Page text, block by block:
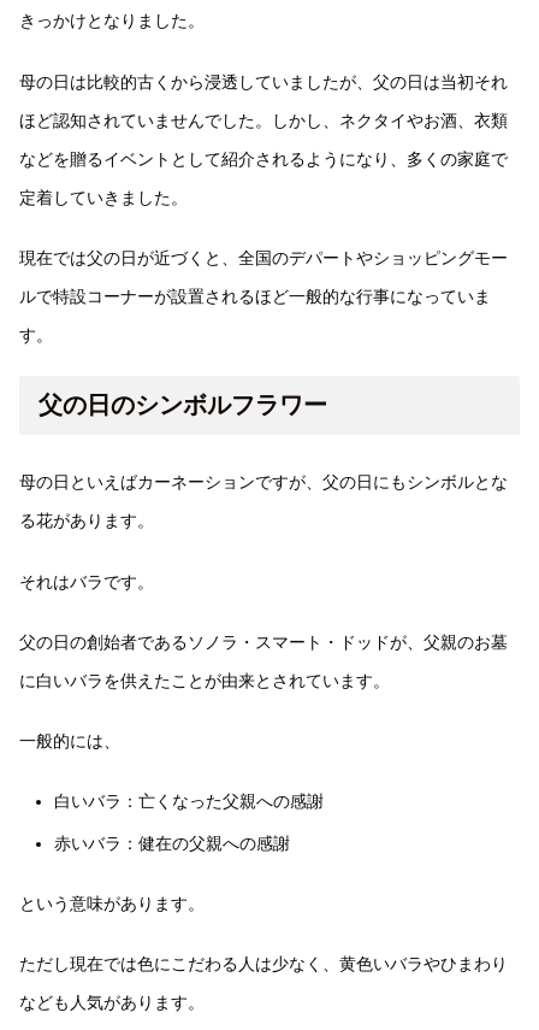
きっかけとなりました。
母の日は比較的古くから浸透していましたが、父の日は当初それ
ほど認知されていませんでした。しかし、ネクタイやお酒、衣類
などを贈るイベントとして紹介されるようになり、多くの家庭で
定着していきました。
現在では父の日が近づくと、全国のデパートやショッピングモー
ルで特設コーナーが設置されるほど一般的な行事になっていま
す。
父の日のシンボルフラワー
母の日といえばカーネーションですが、父の日にもシンボルとな
る花があります。
それはバラです。
父の日の創始者であるソノラ・スマート・ドッドが、父親のお墓
に白いバラを供えたことが由来とされています。
一般的には、
白いバラ：亡くなった父親への感謝
赤いバラ：健在の父親への感謝
という意味があります。
ただし現在では色にこだわる人は少なく、黄色いバラやひまわり
なども人気があります。